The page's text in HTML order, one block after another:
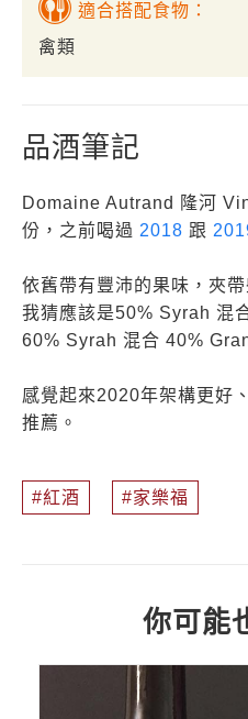
適合搭配食物：
禽類
品酒筆記
Domaine Autrand 隆河
份，之前喝過 2018 跟
依舊帶有豐沛的果味，夾
我猜應該是50% Syrah 混
60% Syrah 混合 40%
感覺起來2020年架構更好
推薦。
紅酒 家樂福
你可能